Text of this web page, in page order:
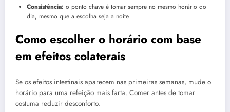
Consistência: o ponto chave é tomar sempre no mesmo horário do
dia, mesmo que a escolha seja a noite.
Como escolher o horário com base
em efeitos colaterais
Se os efeitos intestinais aparecem nas primeiras semanas, mude o
horário para uma refeição mais farta. Comer antes de tomar
costuma reduzir desconforto.